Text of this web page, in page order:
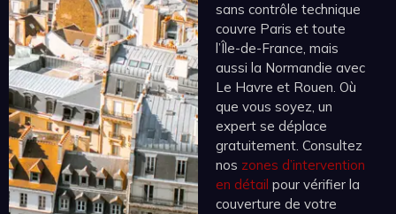
sans contrôle technique
couvre Paris et toute
l’Île-de-France, mais
aussi la Normandie avec
Le Havre et Rouen. Où
que vous soyez, un
expert se déplace
gratuitement. Consultez
nos zones d’intervention
en détail pour vérifier la
couverture de votre